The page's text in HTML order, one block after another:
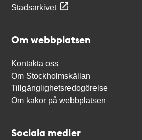
Stadsarkivet
Om webbplatsen
Kontakta oss
Om Stockholmskällan
Tillgänglighetsredogörelse
Om kakor på webbplatsen
Sociala medier